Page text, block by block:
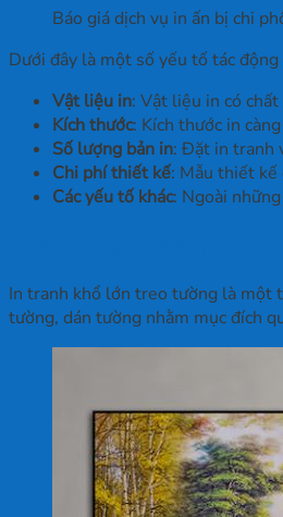
Báo giá dịch vụ in ấn bị chi
Dưới đây là một số yếu tố tác
Vật liệu in: Vật liệu in có
Kích thước: Kích thước in
Số lượng bản in: Đặt in tranh
Chi phí thiết kế: Mẫu thiết kế
Các yếu tố khác: Ngoài
In tranh khổ lớn treo tường là một
tường, dán tường nhằm mục đích